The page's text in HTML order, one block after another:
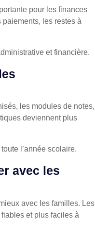
pour les finances
les restes à
et financière.
les modules de notes,
deviennent plus
l’année scolaire.
avec les
avec les familles. Les
et plus faciles à